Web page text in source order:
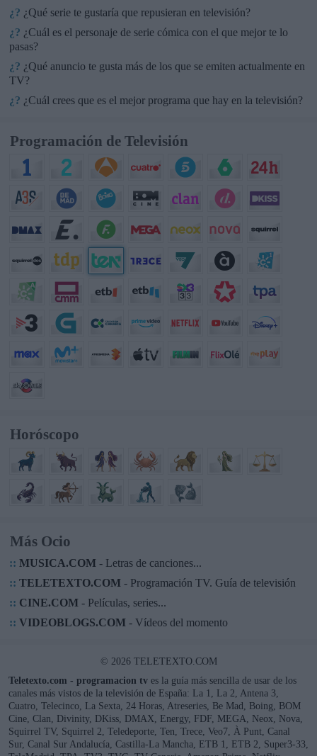
¿? ¿Qué serie te gustaría que repusieran en televisión?
¿? ¿Cuál es el personaje de serie cómica con el que mejor te lo
pasas?
¿? ¿Qué anuncio te gusta más de los que se emiten actualmente en
TV?
¿? ¿Cuál crees que es el mejor programa que hay en la televisión?
Programación de Televisión
Horóscopo
Más Ocio
:: MUSICA.COM- Letras de canciones...
:: TELETEXTO.COM- Programación TV. Guía de televisión
:: CINE.COM- Películas, series...
:: VIDEOBLOGS.COM- Vídeos del momento
© 2026 TELETEXTO.COM
Teletexto.com - programacion tv es la guía más sencilla de usar de los
canales más vistos de la televisión de España: La 1, La 2, Antena 3,
Cuatro, Telecinco, La Sexta, 24 Horas, Atreseries, Be Mad, Boing, BOM
Cine, Clan, Divinity, DKiss, DMAX, Energy, FDF, MEGA, Neox, Nova,
Squirrel TV, Squirrel 2, Teledeporte, Ten, Trece, Veo7, À Punt, Canal
Sur, Canal Sur Andalucía, Castilla-La Mancha, ETB 1, ETB 2, Super3-33,